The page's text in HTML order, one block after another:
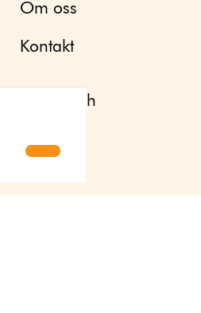
Om oss
Kontakt
English